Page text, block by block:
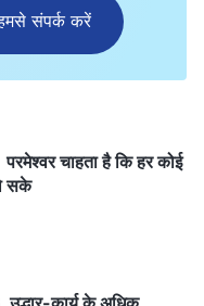
संपर्क करें
चाहता है कि हर कोई
सके